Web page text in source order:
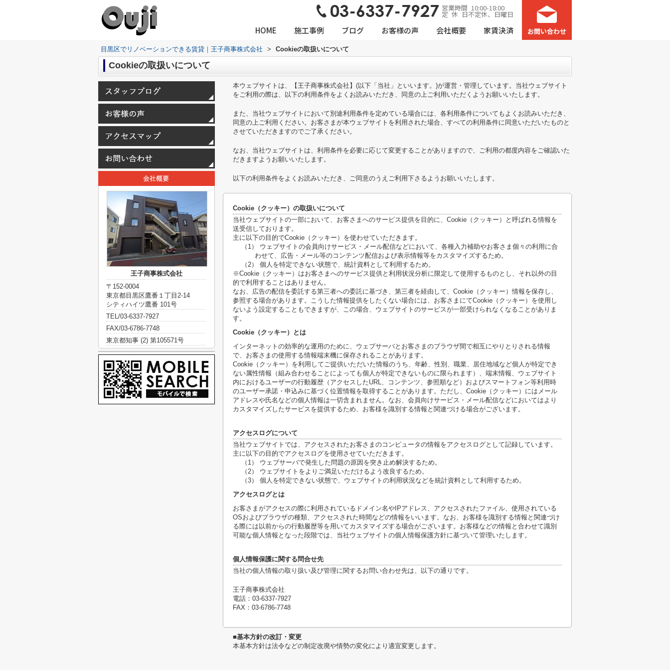
営業時間 10:00-18:00
定 休 日不定休、日曜日
HOME 施工事例 ブログ お客様の声 会社概要 家賃決済
目黒区でリノベーションできる賃貸｜王子商事株式会社 > Cookieの取扱いについて
Cookieの取扱いについて
本ウェブサイトは、【王子商事株式会社】(以下「当社」といいます。)が運営・管理しています。当社ウェブサイト
をご利用の際は、以下の利用条件をよくお読みいただき、同意の上ご利用いただくようお願いいたします。
また、当社ウェブサイトにおいて別途利用条件を定めている場合には、各利用条件についてもよくお読みいただき、
同意の上ご利用ください。お客さまが本ウェブサイトを利用された場合、すべての利用条件に同意いただいたものと
させていただきますのでご了承ください。
なお、当社ウェブサイトは、利用条件を必要に応じて変更することがありますので、ご利用の都度内容をご確認いた
だきますようお願いいたします。
以下の利用条件をよくお読みいただき、ご同意のうえご利用下さるようお願いいたします。
Cookie（クッキー）の取扱いについて
当社ウェブサイトの一部において、お客さまへのサービス提供を目的に、Cookie（クッキー）と呼ばれる情報を
送受信しております。
主に以下の目的でCookie（クッキー）を使わせていただきます。
（1） ウェブサイトの会員向けサービス・メール配信などにおいて、各種入力補助やお客さま個々の利用に合
わせて、広告・メール等のコンテンツ配信および表示情報等をカスタマイズするため。
（2） 個人を特定できない状態で、統計資料として利用するため。
※Cookie（クッキー）はお客さまへのサービス提供と利用状況分析に限定して使用するものとし、それ以外の目
的で利用することはありません。
なお、広告の配信を委託する第三者への委託に基づき、第三者を経由して、Cookie（クッキー）情報を保存し、
参照する場合があります。こうした情報提供をしたくない場合には、お客さまにてCookie（クッキー）を使用し
ないよう設定することもできますが、この場合、ウェブサイトのサービスが一部受けられなくなることがありま
す。
Cookie（クッキー）とは
インターネットの効率的な運用のために、ウェブサーバとお客さまのブラウザ間で相互にやりとりされる情報
で、お客さまの使用する情報端末機に保存されることがあります。
Cookie（クッキー）を利用してご提供いただいた情報のうち、年齢、性別、職業、居住地域など個人が特定でき
ない属性情報（組み合わせることによっても個人が特定できないものに限られます）、端末情報、ウェブサイト
内におけるユーザーの行動履歴（アクセスしたURL、コンテンツ、参照順など）およびスマートフォン等利用時
のユーザー承諾・申込みに基づく位置情報を取得することがあります。ただし、Cookie（クッキー）にはメール
アドレスや氏名などの個人情報は一切含まれません。なお、会員向けサービス・メール配信などにおいてはより
カスタマイズしたサービスを提供するため、お客様を識別する情報と関連づける場合がございます。
アクセスログについて
当社ウェブサイトでは、アクセスされたお客さまのコンピュータの情報をアクセスログとして記録しています。
主に以下の目的でアクセスログを使用させていただきます。
（1） ウェブサーバで発生した問題の原因を突き止め解決するため。
（2） ウェブサイトをよりご満足いただけるよう改良するため。
（3） 個人を特定できない状態で、ウェブサイトの利用状況などを統計資料として利用するため。
アクセスログとは
お客さまがアクセスの際に利用されているドメイン名やIPアドレス、アクセスされたファイル、使用されている
OSおよびブラウザの種類、アクセスされた時間などの情報をいいます。なお、お客様を識別する情報と関連づけ
る際には以前からの行動履歴等を用いてカスタマイズする場合がございます。お客様などの情報と合わせて識別
可能な個人情報となった段階では、当社ウェブサイトの個人情報保護方針に基づいて管理いたします。
個人情報保護に関する問合せ先
当社の個人情報の取り扱い及び管理に関するお問い合わせ先は、以下の通りです。
王子商事株式会社
電話：03-6337-7927
FAX：03-6786-7748
■基本方針の改訂・変更
本基本方針は法令などの制定改廃や情勢の変化により適宜変更します。
王子商事株式会社
〒152-0004
東京都目黒区鷹番１丁目2-14
シティハイツ鷹番 101号
TEL/03-6337-7927
FAX/03-6786-7748
東京都知事 (2) 第105571号